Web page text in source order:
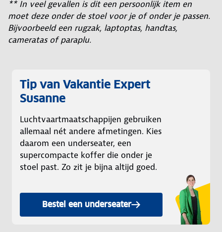
** In veel gevallen is dit een persoonlijk item en
moet deze onder de stoel voor je of onder je passen.
Bijvoorbeeld een rugzak, laptoptas, handtas,
cameratas of paraplu.
Tip van Vakantie Expert
Susanne
Luchtvaartmaatschappijen gebruiken
allemaal nét andere afmetingen. Kies
daarom een underseater, een
supercompacte koffer die onder je
stoel past. Zo zit je bijna altijd goed.
Bestel een underseater